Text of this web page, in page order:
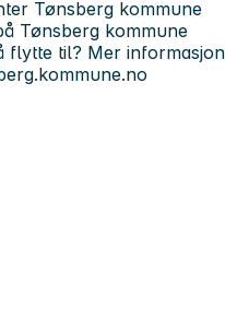
Tønsberg kommune
Tønsberg kommune
flytte til? Mer informasjon